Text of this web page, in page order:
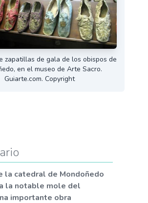
zapatillas de gala de los obispos de
en el museo de Arte Sacro.
Guiarte.com. Copyright
la catedral de Mondoñedo
la notable mole del
importante obra